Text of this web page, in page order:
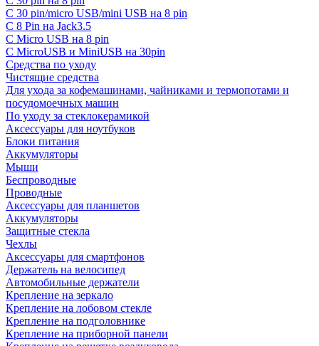
С 30 pin/micro USB/mini USB на 8 pin
С 8 Pin на Jack3.5
С Micro USB на 8 pin
С MicroUSB и MiniUSB на 30pin
Средства по уходу
Чистящие средства
Для ухода за кофемашинами, чайниками и термопотами и
посудомоечных машин
По уходу за стеклокерамикой
Аксессуары для ноутбуков
Блоки питания
Аккумуляторы
Мыши
Беспроводные
Проводные
Аксессуары для планшетов
Аккумуляторы
Защитные стекла
Чехлы
Аксессуары для смартфонов
Держатель на велосипед
Автомобильные держатели
Крепление на зеркало
Крепление на лобовом стекле
Крепление на подголовнике
Крепление на приборной панели